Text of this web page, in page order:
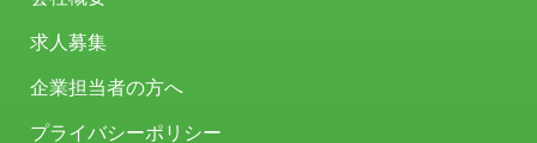
求人募集
企業担当者の方へ
プライバシーポリシー